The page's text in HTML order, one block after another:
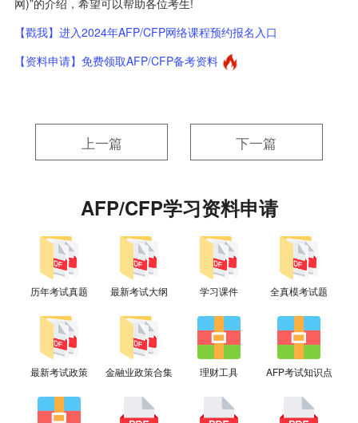
【戳我】进入2024年AFP/CFP网络课程预约报名入口
【资料申请】免费领取AFP/CFP备考资料
上一篇 下一篇
AFP/CFP学习资料申请
历年考试真题 最新考试大纲 学习课件 全真模考试题
最新考试政策 金融业政策合集 理财工具 AFP考试知识点